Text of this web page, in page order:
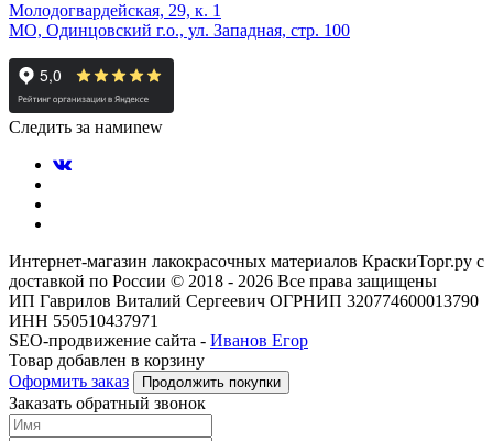
Молодогвардейская, 29, к. 1
МО, Одинцовский г.о., ул. Западная, стр. 100
Следить за намиnew
Интернет-магазин лакокрасочных материалов КраскиТорг.ру с
доставкой по России © 2018 - 2026 Все права защищены
ИП Гаврилов Виталий Сергеевич ОГРНИП 320774600013790
ИНН 550510437971
SEO-продвижение сайта - Иванов Егор
Товар добавлен в корзину
Оформить заказ
Продолжить покупки
Заказать обратный звонок